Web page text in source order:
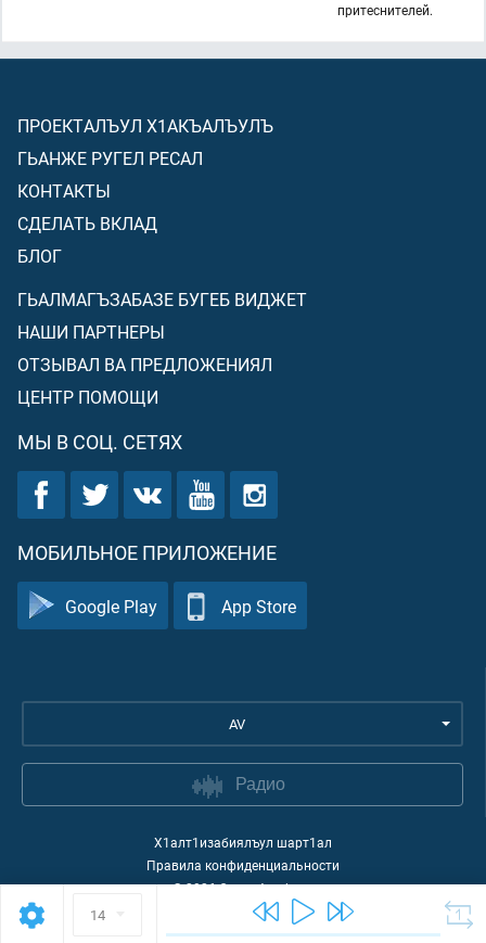
14
притеснителей.
ПРОЕКТАЛЪУЛ Х1АКЪАЛЪУЛЪ
ГЬАНЖЕ РУГЕЛ РЕСАЛ
КОНТАКТЫ
СДЕЛАТЬ ВКЛАД
БЛОГ
ГЬАЛМАГЪЗАБАЗЕ БУГЕБ ВИДЖЕТ
НАШИ ПАРТНЕРЫ
ОТЗЫВАЛ ВА ПРЕДЛОЖЕНИЯЛ
ЦЕНТР ПОМОЩИ
МЫ В СОЦ. СЕТЯХ
МОБИЛЬНОЕ ПРИЛОЖЕНИЕ
Google Play App Store
AV
Радио
Х1алт1изабиялъул шарт1ал
Правила конфиденциальности
©2026Quran Academy